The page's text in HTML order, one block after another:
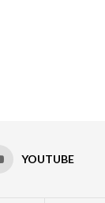
YOUTUBE